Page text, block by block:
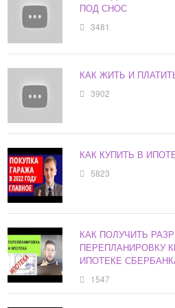
ПОД СНОС
3481
КАК ЖИТЬ И
3902
КАК КУПИТЬ В
5823
КАК ПОЛУЧИТЬ
ПЕРЕПЛАНИРОВКУ
ИПОТЕКЕ
1547